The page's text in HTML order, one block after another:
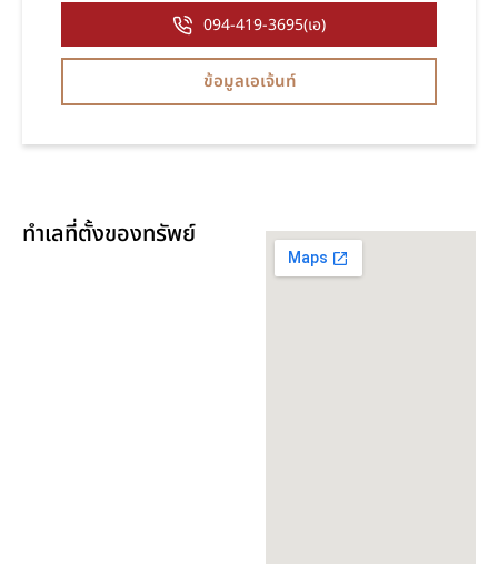
094-419-3695(เอ)
ข้อมูลเอเจ้นท์
ทำเลที่ตั้งของทรัพย์